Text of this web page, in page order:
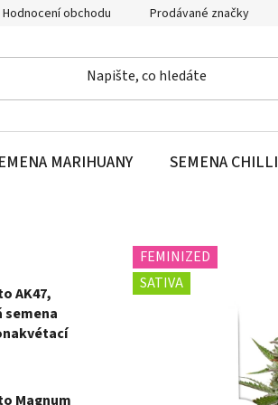
Hodnocení obchodu Prodávané značky
MARIHUANY SEMENA CHILLI
AK47,
Magnum
FEMINIZED
SATIVA